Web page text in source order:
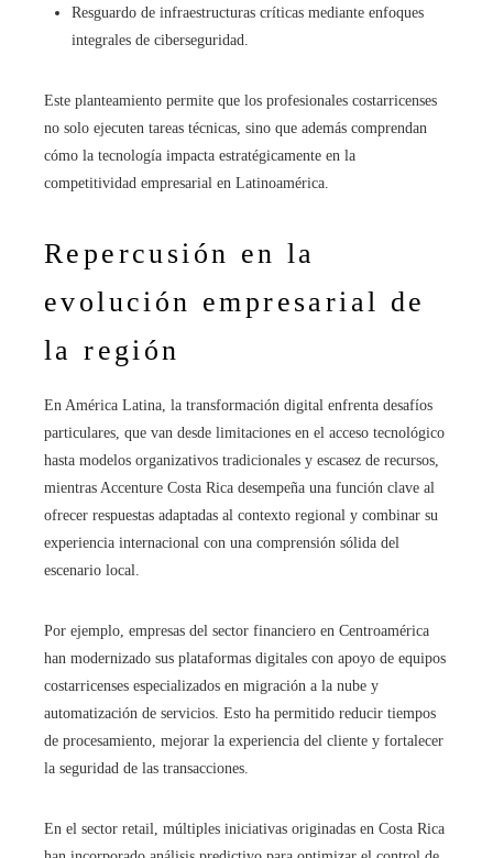
Resguardo de infraestructuras críticas mediante enfoques
integrales de ciberseguridad.
Este planteamiento permite que los profesionales costarricenses
no solo ejecuten tareas técnicas, sino que además comprendan
cómo la tecnología impacta estratégicamente en la
competitividad empresarial en Latinoamérica.
Repercusión en la
evolución empresarial de
la región
En América Latina, la transformación digital enfrenta desafíos
particulares, que van desde limitaciones en el acceso tecnológico
hasta modelos organizativos tradicionales y escasez de recursos,
mientras Accenture Costa Rica desempeña una función clave al
ofrecer respuestas adaptadas al contexto regional y combinar su
experiencia internacional con una comprensión sólida del
escenario local.
Por ejemplo, empresas del sector financiero en Centroamérica
han modernizado sus plataformas digitales con apoyo de equipos
costarricenses especializados en migración a la nube y
automatización de servicios. Esto ha permitido reducir tiempos
de procesamiento, mejorar la experiencia del cliente y fortalecer
la seguridad de las transacciones.
En el sector retail, múltiples iniciativas originadas en Costa Rica